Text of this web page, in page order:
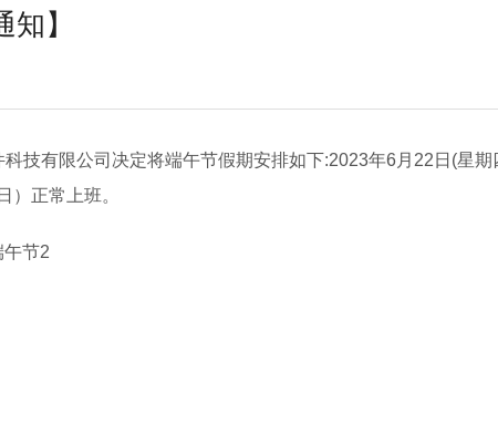
】
技有限公司决定将端午节假期安排如下:2023年6月22日(星期
）正常上班。